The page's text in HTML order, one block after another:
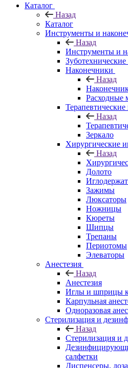
Каталог
Назад
Каталог
Инструменты и
Назад
Инструменты и
Наконечники
Назад
Расходные
Назад
Зеркало
Хирургические
Назад
Долото
Зажимы
Люксаторы
Ножницы
Кюреты
Шипцы
Трепаны
Периотомы
Элеваторы
Анестезия
Назад
Анестезия
Иглы и шприцы
Карпульная
Одноразовая
Стерилизация и
Назад
Стерилизация и
салфетки
Диспенсеры,